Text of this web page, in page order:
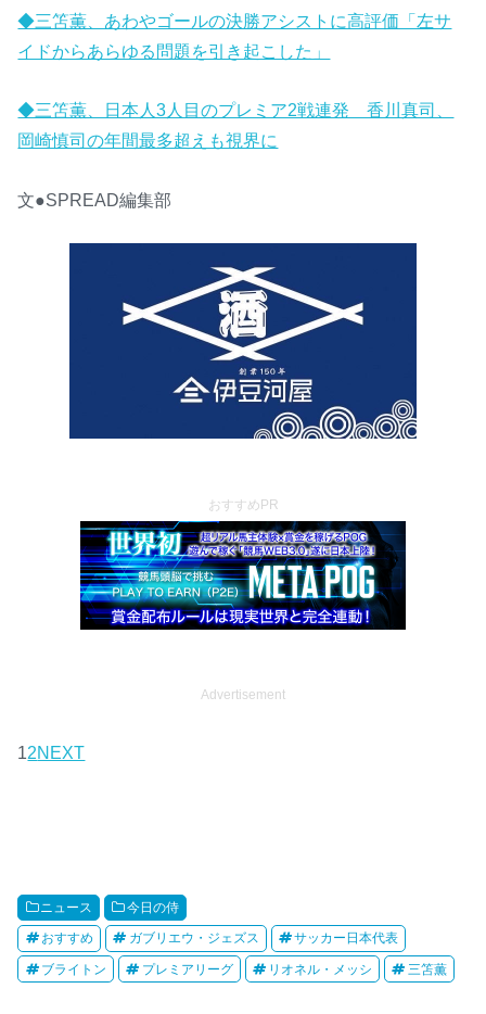
◆三笘薫、あわやゴールの決勝アシストに高評価「左サ
イドからあらゆる問題を引き起こした」
◆三笘薫、日本人3人目のプレミア2戦連発 香川真司、
岡崎慎司の年間最多超えも視界に
文●SPREAD編集部
おすすめPR
Advertisement
12NEXT
ニュース 今日の侍
おすすめ ガブリエウ・ジェズス サッカー日本代表
ブライトン プレミアリーグ リオネル・メッシ 三笘薫